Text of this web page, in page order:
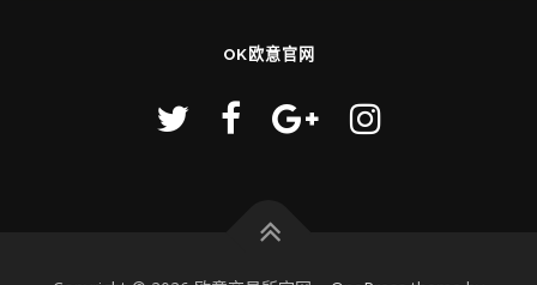
OK欧意官网